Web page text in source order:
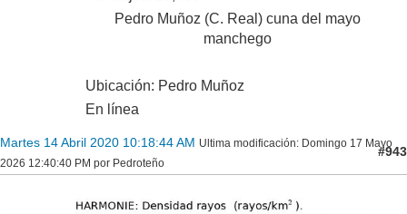
Pedro Muñoz (C. Real) cuna del mayo
manchego
Ubicación: Pedro Muñoz
En línea
Martes 14 Abril 2020 10:18:44 AM Ultima modificación: Domingo 17 Mayo
2026 12:40:40 PM por Pedroteño
#943